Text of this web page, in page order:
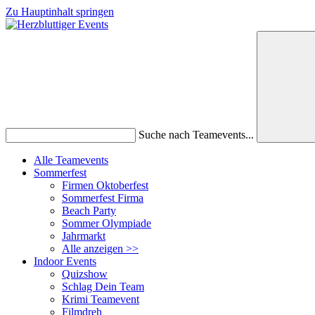
Zu Hauptinhalt springen
Suche nach Teamevents...
Alle Teamevents
Sommerfest
Firmen Oktoberfest
Sommerfest Firma
Beach Party
Sommer Olympiade
Jahrmarkt
Alle anzeigen >>
Indoor Events
Quizshow
Schlag Dein Team
Krimi Teamevent
Filmdreh